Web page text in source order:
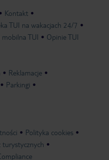
Kontakt
TUI na wakacjach 24/7
mobilna TUI Opinie TUI
Reklamacje
Parkingi
Polityka cookies
turystycznych